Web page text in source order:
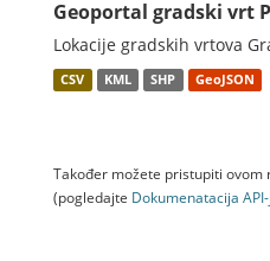
Geoportal gradski vrt
Lokacije gradskih vrtova
CSV KML SHP GeoJSON
Također možete pristupiti ovom
(pogledajte Dokumenаtаcijа